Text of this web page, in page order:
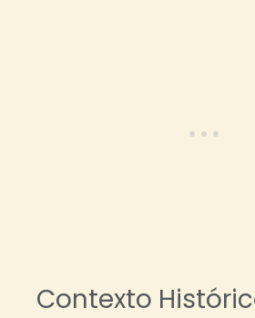
Contexto